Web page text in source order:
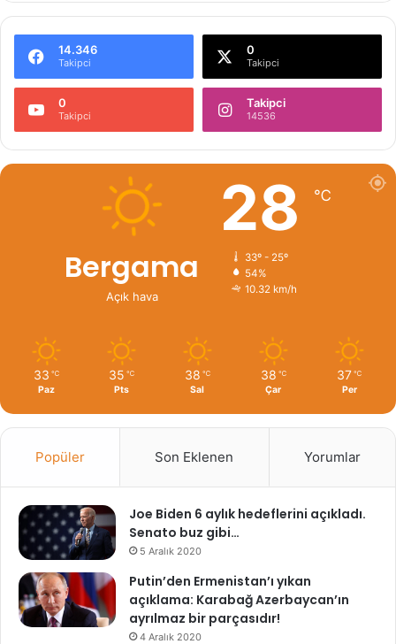
14.346
Takipci
0
Takipci
0
Takipci
Takipci
14536
Bergama
Açık hava
28 ℃
33º - 25º
54%
10.32 km/h
33 ℃
Paz
35 ℃
Pts
38 ℃
Sal
38 ℃
Çar
37 ℃
Per
Popüler Son Eklenen Yorumlar
Joe Biden 6 aylık hedeflerini açıkladı.
Senato buz gibi…
5 Aralık 2020
Putin’den Ermenistan’ı yıkan
açıklama: Karabağ Azerbaycan’ın
ayrılmaz bir parçasıdır!
4 Aralık 2020